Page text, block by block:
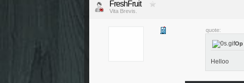
FreshFruit
Vita Brevis.
quote:
Op
Helloo